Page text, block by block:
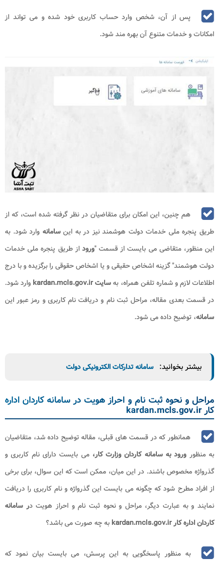
پس از آن، شخص وارد حساب کاربری خود شده و می تواند از
امکانات و خدمات متنوع آن بهره مند شود.
هم چنین، این امکان برای متقاضیان در نظر گرفته شده است، که از
طریق پنجره ملی خدمات دولت هوشمند نیز در به اینسامانه وارد شود. به
این منظور، متقاضی می بایست از قسمت "وروداز طریق پنجره ملی خدمات
دولت هوشمند" گزینه اشخاص حقیقی و یا اشخاص حقوقی را برگزیده و با درج
اطلاعات لازم و شماره تلفن همراه، بهسایت kardan.mcls.gov.ir
وارد شود.
در قسمت بعدی مقاله، مراحل ثبت نام و دریافت نام کاربری و رمز عبور این
سامانه، توضیح داده می شود.
بیشتر بخوانید: سامانه تدارکات الکترونیکی دولت
مراحل و نحوه ثبت نام و احراز هویت در سامانه کاردان اداره
کار kardan.mcls.gov.ir
همانطور که در قسمت های قبلی، مقاله توضیح داده شد، متقاضیان
به منظور ورود به سامانه کاردان وزارت کار، می بایست دارای نام کاربری و
گذرواژه مخصوص باشند. در این میان، ممکن است که این سوال، برای برخی
از افراد مطرح شود که چگونه می بایست این گذرواژه و نام کاربری را دریافت
نمایند و به عبارت دیگر، مراحل و نحوه ثبت نام و احراز هویت در سامانه
کاردان اداره کار kardan.mcls.gov.ir
به چه صورت می باشد؟
به منظور پاسخگویی به این پرسش، می بایست بیان نمود که